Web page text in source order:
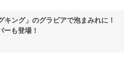
キング」のグラビアで泡まみれに！
ーも登場！